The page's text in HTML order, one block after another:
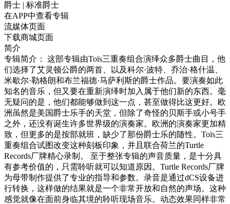
爵士 | 标准爵士
在APP中查看专辑
流媒体页面
下载商城页面
简介
专辑简介： 这部专辑由Toïs三重奏组合演绎众多爵士曲目，他
们选择了艾灵顿公爵的两首、以及科尔·波特、乔治·格什温、
米歇尔·勒格朗和布兰福德·马萨利斯的爵士作品。要演奏如此
知名的音乐，但又要在重新演绎时加入属于他们新的东西。毫
无疑问的是，他们都能够做到这一点，甚至做得比这更好。欧
洲虽然是美国爵士乐手的天堂，但除了奇怪的贝斯手或小号手
之外，还没有诞生许多世界级的演奏家。欧洲的演奏家更加精
致，但更多的是按部就班，缺少了那份爵士乐的随性。Toïs三
重奏组合试图改变这种刻板印象，并且联合荷兰的Turtle
Records厂牌精心录制。 至于整张专辑的声音质量，是十分具
有参考价值的，只需聆听就可以知道原因。Turtle Records厂牌
为母带制作提供了专业的指导和参数。录音是通过dCS设备进
行转换，这样做的结果就是一个非常开放和自然的声场。这种
感觉就像在面前身临其境的聆听现场音乐。动态效果同样非常